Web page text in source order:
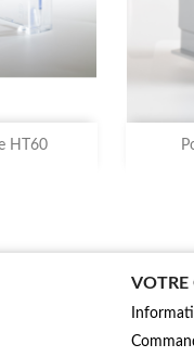
HT60
VOTRE